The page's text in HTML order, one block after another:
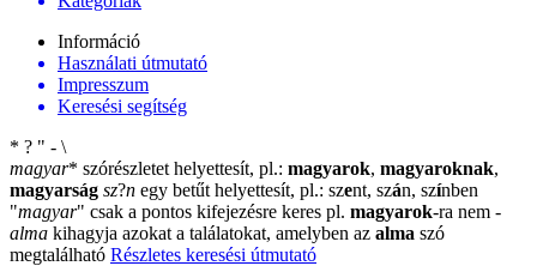
Információ
Használati útmutató
Impresszum
Keresési segítség
* ? " - \
magyar* szórészletet helyettesít, pl.: magyarok, magyaroknak,
magyarság sz?n egy betűt helyettesít, pl.: szent, szán, színben
"magyar" csak a pontos kifejezésre keres pl. magyarok-ra nem -
alma kihagyja azokat a találatokat, amelyben az alma szó
megtalálható Részletes keresési útmutató